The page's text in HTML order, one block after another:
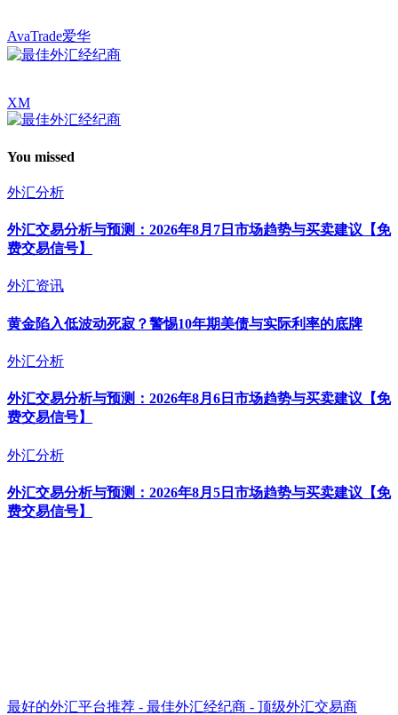
AvaTrade爱华
XM
You missed
外汇分析
外汇交易分析与预测：2026年8月7日市场趋势与买卖建议【免
费交易信号】
外汇资讯
黄金陷入低波动死寂？警惕10年期美债与实际利率的底牌
外汇分析
外汇交易分析与预测：2026年8月6日市场趋势与买卖建议【免
费交易信号】
外汇分析
外汇交易分析与预测：2026年8月5日市场趋势与买卖建议【免
费交易信号】
最好的外汇平台推荐 - 最佳外汇经纪商 - 顶级外汇交易商